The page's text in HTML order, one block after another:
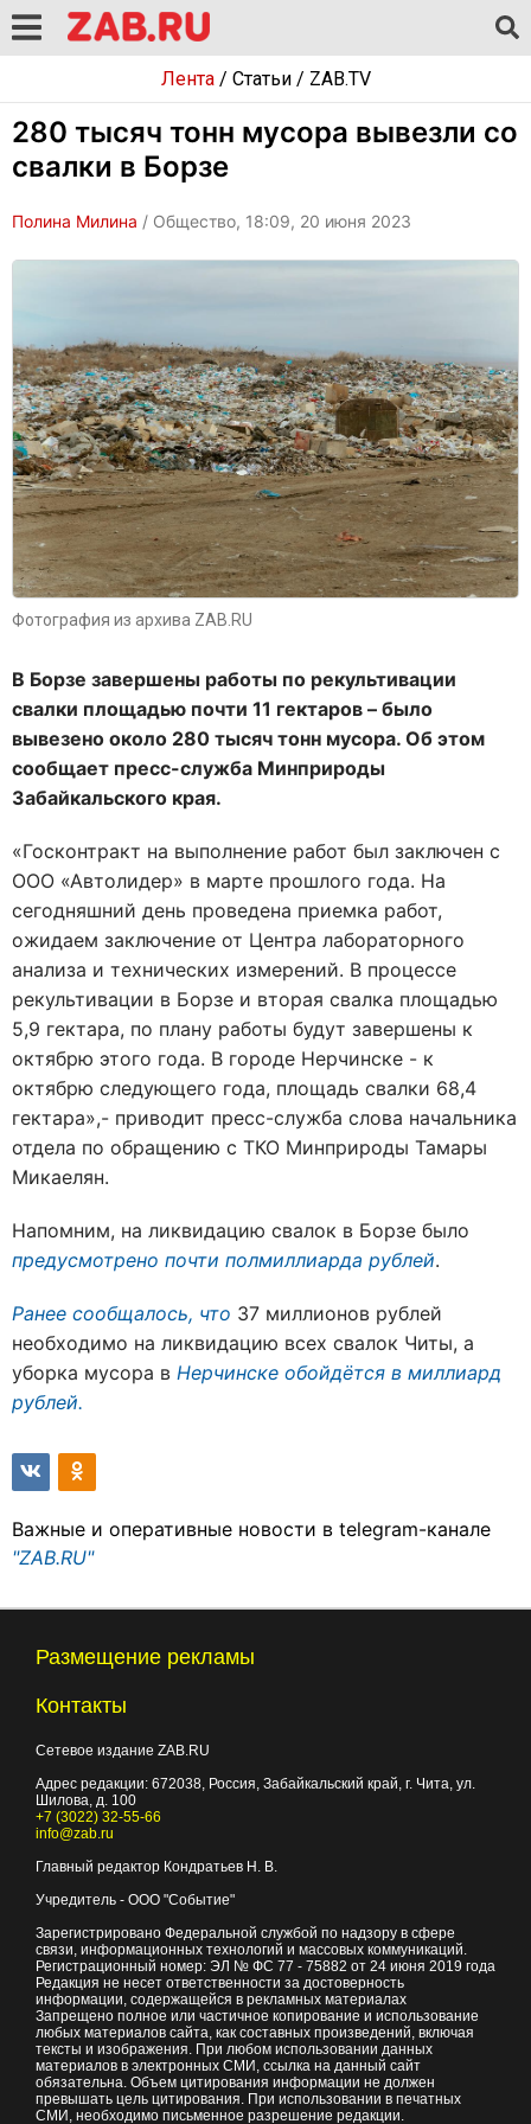
Лента/ Статьи/ ZAB.TV
280 тысяч тонн мусора вывезли со
свалки в Борзе
Полина Милина / Общество, 18:09, 20 июня 2023
Фотография из архива ZAB.RU
В Борзе завершены работы по рекультивации
свалки площадью почти 11 гектаров – было
вывезено около 280 тысяч тонн мусора. Об этом
сообщает пресс-служба Минприроды
Забайкальского края.
«Госконтракт на выполнение работ был заключен с
ООО «Автолидер» в марте прошлого года. На
сегодняшний день проведена приемка работ,
ожидаем заключение от Центра лабораторного
анализа и технических измерений. В процессе
рекультивации в Борзе и вторая свалка площадью
5,9 гектара, по плану работы будут завершены к
октябрю этого года. В городе Нерчинске - к
октябрю следующего года, площадь свалки 68,4
гектара»,- приводит пресс-служба слова начальника
отдела по обращению с ТКО Минприроды Тамары
Микаелян.
Напомним, на ликвидацию свалок в Борзе было
предусмотрено почти полмиллиарда рублей.
Ранее сообщалось, что 37 миллионов рублей
необходимо на ликвидацию всех свалок Читы, а
уборка мусора в Нерчинске обойдётся в миллиард
рублей.
Важные и оперативные новости в telegram-канале
"ZAB.RU"
Размещение рекламы
Контакты
Сетевое издание ZAB.RU
Адрес редакции: 672038 , Россия, Забайкальский край, г. Чита ул.
Шилова, д. 100
+7 (3022) 32-55-66
info@zab.ru
Главный редактор Кондратьев Н. В.
Учредитель - ООО "Событие"
Зарегистрировано Федеральной службой по надзору в сфере
связи, информационных технологий и массовых коммуникаций.
Регистрационный номер: ЭЛ № ФС 77 - 75882 от 24 июня 2019 года
Редакция не несет ответственности за достоверность
информации, содержащейся в рекламных материалах
Запрещено полное или частичное копирование и использование
любых материалов сайта, как составных произведений, включая
тексты и изображения. При любом использовании данных
материалов в электронных СМИ, ссылка на данный сайт
обязательна. Объем цитирования информации не должен
превышать цель цитирования. При использовании в печатных
СМИ, необходимо письменное разрешение редакции.